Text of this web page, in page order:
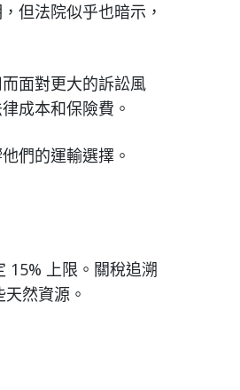
但法院似乎也暗示，
面對更大的訴訟風
成本和保險費。
們的運輸選擇。
15% 上限。關稅追溯
然資源。